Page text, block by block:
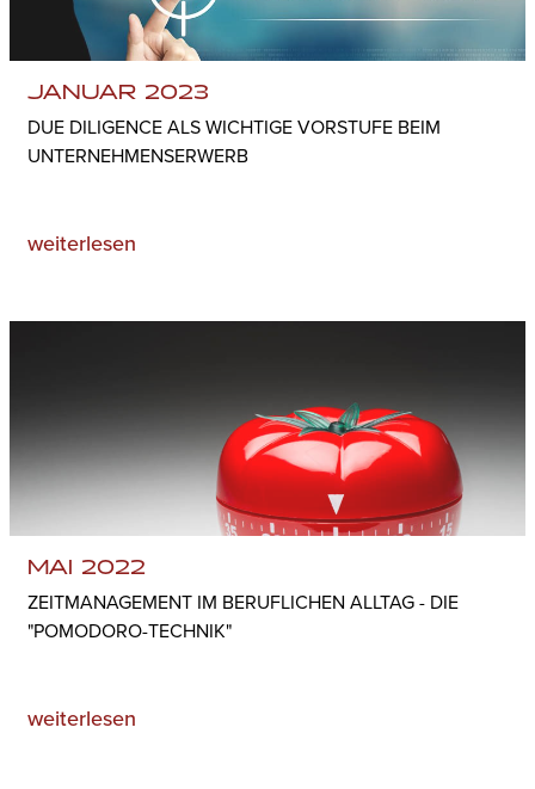
JANUAR 2023
DUE DILIGENCE ALS WICHTIGE VORSTUFE BEIM
UNTERNEHMENSERWERB
weiterlesen
MAI 2022
ZEITMANAGEMENT IM BERUFLICHEN ALLTAG - DIE
"POMODORO-TECHNIK"
weiterlesen